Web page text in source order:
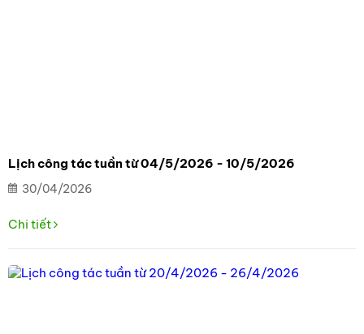
Lịch công tác tuần từ 04/5/2026 - 10/5/2026
30/04/2026
Chi tiết